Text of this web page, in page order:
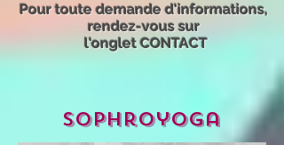
Pour toute demande d'informations,
rendez-vous sur
l'onglet CONTACT
sophroyoga